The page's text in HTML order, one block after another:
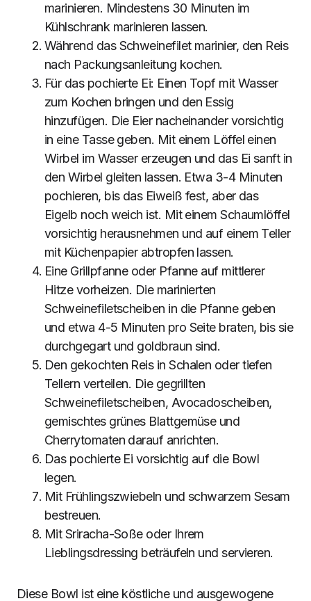
marinieren. Mindestens 30 Minuten im
Kühlschrank marinieren lassen.
Während das Schweinefilet marinier, den Reis
nach Packungsanleitung kochen.
Für das pochierte Ei: Einen Topf mit Wasser
zum Kochen bringen und den Essig
hinzufügen. Die Eier nacheinander vorsichtig
in eine Tasse geben. Mit einem Löffel einen
Wirbel im Wasser erzeugen und das Ei sanft in
den Wirbel gleiten lassen. Etwa 3-4 Minuten
pochieren, bis das Eiweiß fest, aber das
Eigelb noch weich ist. Mit einem Schaumlöffel
vorsichtig herausnehmen und auf einem Teller
mit Küchenpapier abtropfen lassen.
Eine Grillpfanne oder Pfanne auf mittlerer
Hitze vorheizen. Die marinierten
Schweinefiletscheiben in die Pfanne geben
und etwa 4-5 Minuten pro Seite braten, bis sie
durchgegart und goldbraun sind.
Den gekochten Reis in Schalen oder tiefen
Tellern verteilen. Die gegrillten
Schweinefiletscheiben, Avocadoscheiben,
gemischtes grünes Blattgemüse und
Cherrytomaten darauf anrichten.
Das pochierte Ei vorsichtig auf die Bowl
legen.
Mit Frühlingszwiebeln und schwarzem Sesam
bestreuen.
Mit Sriracha-Soße oder Ihrem
Lieblingsdressing beträufeln und servieren.
Diese Bowl ist eine köstliche und ausgewogene